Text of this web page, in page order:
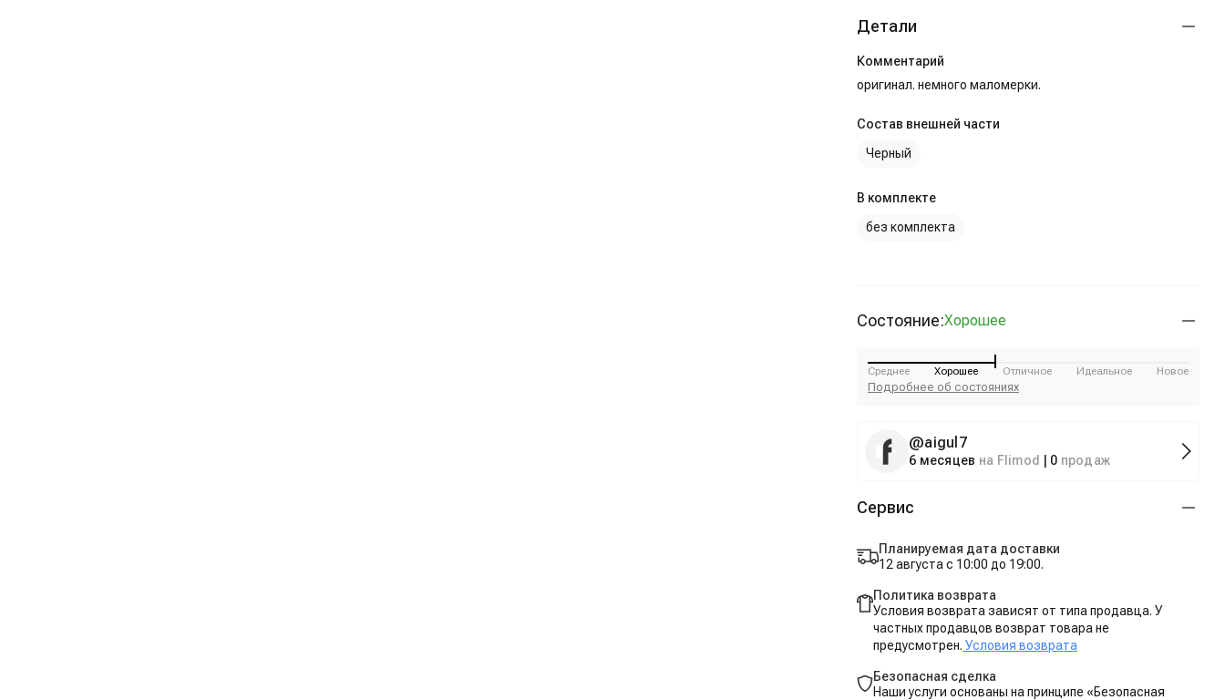
Детали
Комментарий
оригинал. немного маломерки.
Состав внешней части
Черный
В комплекте
без комплекта
Состояние:Хорошее
Среднее Хорошее Отличное Идеальное Новое
Подробнее об состояниях
@aigul7
6 месяцев на Flimod 0 продаж
Сервис
Планируемая дата доставки
12 августа с 10:00 до 19:00.
Политика возврата
Условия возврата зависят от типа продавца. У
частных продавцов возврат товара не
предусмотрен. Условия возврата
Безопасная сделка
Наши услуги основаны на принципе «Безопасная